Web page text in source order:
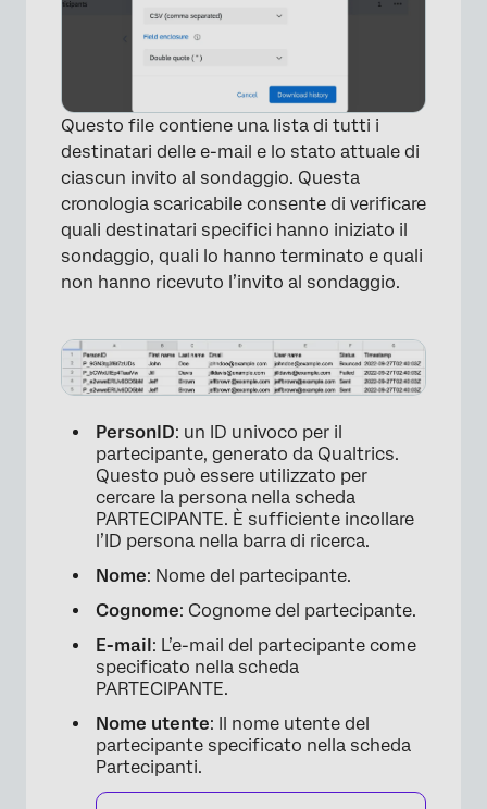
×
Questo file contiene una lista di tutti i
destinatari delle e-mail e lo stato attuale di
ciascun invito al sondaggio. Questa
cronologia scaricabile consente di verificare
quali destinatari specifici hanno iniziato il
sondaggio, quali lo hanno terminato e quali
non hanno ricevuto l’invito al sondaggio.
PersonID: un ID univoco per il
partecipante, generato da Qualtrics.
Questo può essere utilizzato per
cercare la persona nella scheda
PARTECIPANTE. È sufficiente incollare
l’ID persona nella barra di ricerca.
Nome: Nome del partecipante.
Cognome: Cognome del partecipante.
E-mail: L’e-mail del partecipante come
specificato nella scheda
PARTECIPANTE.
Nome utente: Il nome utente del
partecipante specificato nella scheda
Partecipanti.